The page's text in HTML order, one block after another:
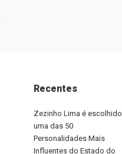
Recentes
Zezinho Lima é escolhido
uma das 50
Personalidades Mais
Influentes do Estado do